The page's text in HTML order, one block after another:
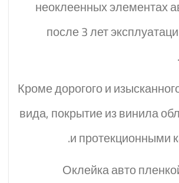
неоклеенных элементах
после 3 лет
Кроме дорогого и
вида, покрытие из винила
и протекционными
Оклейка авто